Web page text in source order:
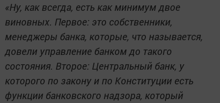
«Ну, как всегда, есть как минимум двое
виновных. Первое: это собственники,
менеджеры банка, которые, что называется,
довели управление банком до такого
состояния. Второе: Центральный банк, у
которого по закону и по Конституции есть
функции банковского надзора, который